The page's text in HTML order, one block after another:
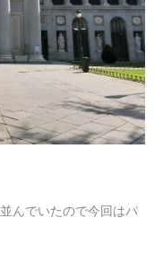
んでいたので今回はパ